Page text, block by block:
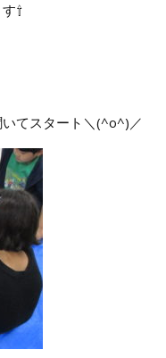
⇧
てスタート＼(^o^)／